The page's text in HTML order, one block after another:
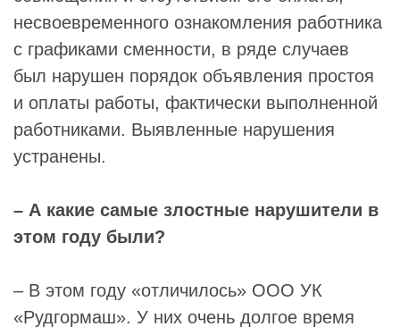
несвоевременного ознакомления работника
с графиками сменности, в ряде случаев
был нарушен порядок объявления простоя
и оплаты работы, фактически выполненной
работниками. Выявленные нарушения
устранены.
– А какие самые злостные нарушители в
этом году были?
– В этом году «отличилось» ООО УК
«Рудгормаш». У них очень долгое время